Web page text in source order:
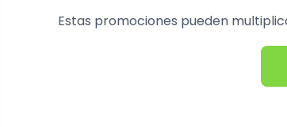
Estas promociones pueden